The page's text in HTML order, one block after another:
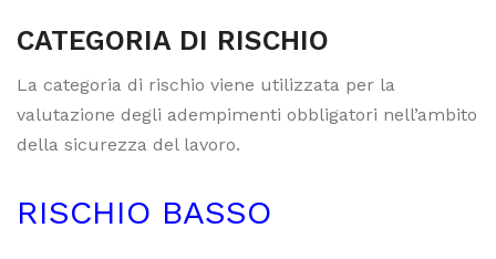
CATEGORIA DI RISCHIO
La categoria di rischio viene utilizzata per la
valutazione degli adempimenti obbligatori nell’ambito
della sicurezza del lavoro.
RISCHIO BASSO